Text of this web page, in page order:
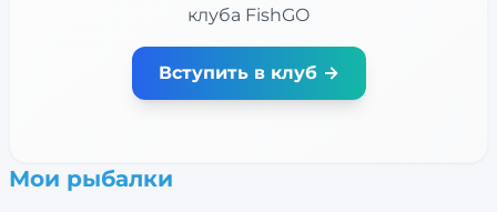
клуба FishGO
Вступить в клуб →
Мои рыбалки